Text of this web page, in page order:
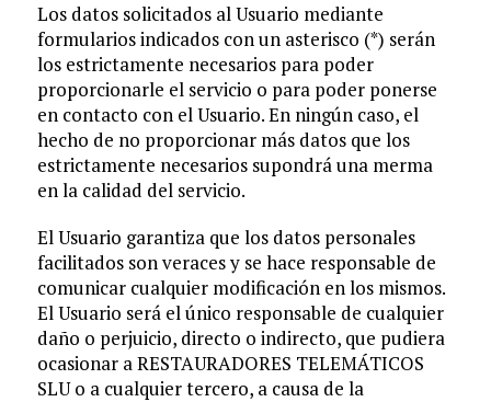
Los datos solicitados al Usuario mediante
formularios indicados con un asterisco (*) serán
los estrictamente necesarios para poder
proporcionarle el servicio o para poder ponerse
en contacto con el Usuario. En ningún caso, el
hecho de no proporcionar más datos que los
estrictamente necesarios supondrá una merma
en la calidad del servicio.
El Usuario garantiza que los datos personales
facilitados son veraces y se hace responsable de
comunicar cualquier modificación en los mismos.
El Usuario será el único responsable de cualquier
daño o perjuicio, directo o indirecto, que pudiera
ocasionar a RESTAURADORES TELEMÁTICOS
SLU o a cualquier tercero, a causa de la